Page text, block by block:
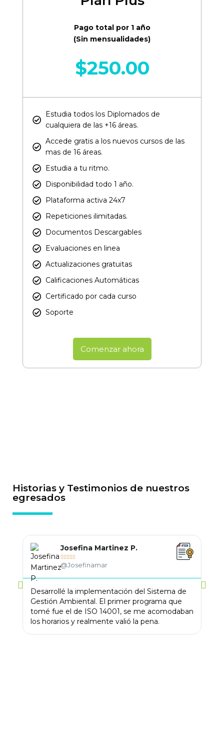
Pago total por 1 año
(Sin mensualidades)
$250.00
Estudia todos los Diplomados de
cualquiera de las +16 áreas.​
Accede gratis a los nuevos cursos de las
mas de 16 áreas.​
Estudia a tu ritmo.
Disponibilidad todo 1 año.
Plataforma activa 24x7
Repeticiones ilimitadas.
Documentos Descargables
Evaluaciones en linea
Actualizaciones gratuitas
Calificaciones Automáticas
Certificado por cada curso​
Soporte
Comenzar ahora
Historias y Testimonios de nuestros
egresados
Josefina Martinez P.

@Josefinamar
Desarrollé la implementación del Sistema de
Gestión Ambiental. El primer programa que
tomé fue el de ISO 14001, se me acomodaban
los horarios y realmente valió la pena.